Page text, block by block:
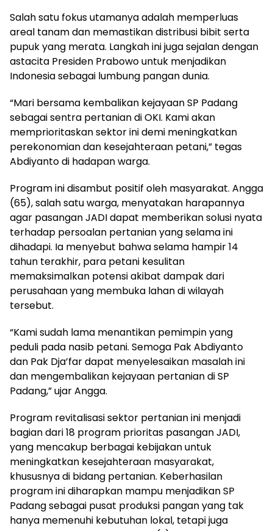
Salah satu fokus utamanya adalah memperluas
areal tanam dan memastikan distribusi bibit serta
pupuk yang merata. Langkah ini juga sejalan dengan
astacita Presiden Prabowo untuk menjadikan
Indonesia sebagai lumbung pangan dunia.
“Mari bersama kembalikan kejayaan SP Padang
sebagai sentra pertanian di OKI. Kami akan
memprioritaskan sektor ini demi meningkatkan
perekonomian dan kesejahteraan petani,” tegas
Abdiyanto di hadapan warga.
Program ini disambut positif oleh masyarakat. Angga
(65), salah satu warga, menyatakan harapannya
agar pasangan JADI dapat memberikan solusi nyata
terhadap persoalan pertanian yang selama ini
dihadapi. Ia menyebut bahwa selama hampir 14
tahun terakhir, para petani kesulitan
memaksimalkan potensi akibat dampak dari
perusahaan yang membuka lahan di wilayah
tersebut.
“Kami sudah lama menantikan pemimpin yang
peduli pada nasib petani. Semoga Pak Abdiyanto
dan Pak Dja’far dapat menyelesaikan masalah ini
dan mengembalikan kejayaan pertanian di SP
Padang,” ujar Angga.
Program revitalisasi sektor pertanian ini menjadi
bagian dari 18 program prioritas pasangan JADI,
yang mencakup berbagai kebijakan untuk
meningkatkan kesejahteraan masyarakat,
khususnya di bidang pertanian. Keberhasilan
program ini diharapkan mampu menjadikan SP
Padang sebagai pusat produksi pangan yang tak
hanya memenuhi kebutuhan lokal, tetapi juga